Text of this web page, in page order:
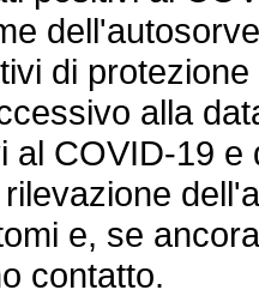
di
alla
al COVID-19
e, se
contatto.